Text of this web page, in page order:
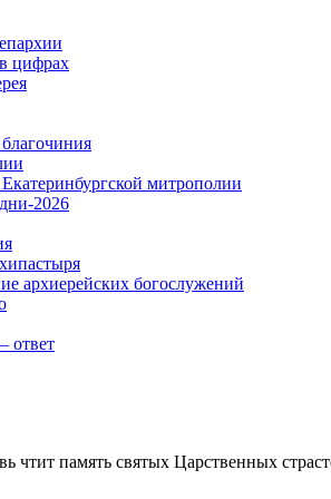
цифрах
митрополии
2026
архиерейских богослужений
ответ
чтит память святых Царственных